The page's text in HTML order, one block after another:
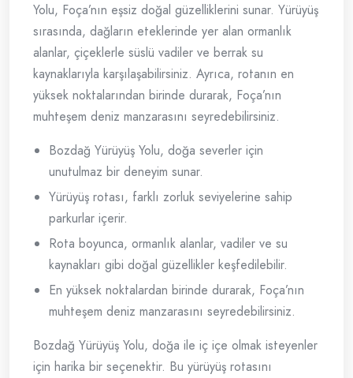
Yolu, Foça’nın eşsiz doğal güzelliklerini sunar. Yürüyüş
sırasında, dağların eteklerinde yer alan ormanlık
alanlar, çiçeklerle süslü vadiler ve berrak su
kaynaklarıyla karşılaşabilirsiniz. Ayrıca, rotanın en
yüksek noktalarından birinde durarak, Foça’nın
muhteşem deniz manzarasını seyredebilirsiniz.
Bozdağ Yürüyüş Yolu, doğa severler için
unutulmaz bir deneyim sunar.
Yürüyüş rotası, farklı zorluk seviyelerine sahip
parkurlar içerir.
Rota boyunca, ormanlık alanlar, vadiler ve su
kaynakları gibi doğal güzellikler keşfedilebilir.
En yüksek noktalardan birinde durarak, Foça’nın
muhteşem deniz manzarasını seyredebilirsiniz.
Bozdağ Yürüyüş Yolu, doğa ile iç içe olmak isteyenler
için harika bir seçenektir. Bu yürüyüş rotasını